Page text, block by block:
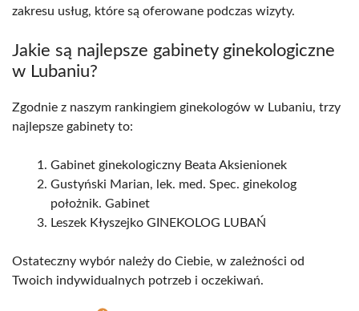
zakresu usług, które są oferowane podczas wizyty.
Jakie są najlepsze gabinety ginekologiczne
w Lubaniu?
Zgodnie z naszym rankingiem ginekologów w Lubaniu, trzy
najlepsze gabinety to:
Gabinet ginekologiczny Beata Aksienionek
Gustyński Marian, lek. med. Spec. ginekolog
położnik. Gabinet
Leszek Kłyszejko GINEKOLOG LUBAŃ
Ostateczny wybór należy do Ciebie, w zależności od
Twoich indywidualnych potrzeb i oczekiwań.